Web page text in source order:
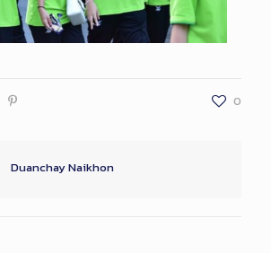
0
Duanchay Naikhon